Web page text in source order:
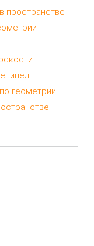
пространстве
геометрии